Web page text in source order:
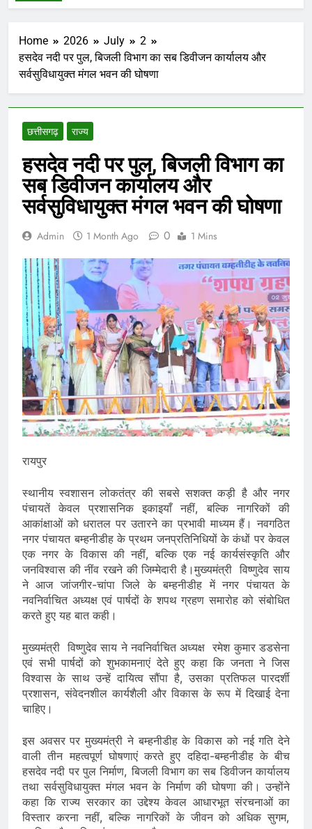
Home 2026 July
2
हसदेव नदी पर पुल, बिजली विभाग का सब डिवीजन कार्यालय और
सर्वसुविधायुक्त मंगल भवन की घोषणा
छत्तीसगढ़ राज्य
हसदेव नदी पर पुल, बिजली विभाग का
सब डिवीजन कार्यालय और
सर्वसुविधायुक्त मंगल भवन की घोषणा
Admin 1 Month Ago 0 1 Mins
रायपुर
स्थानीय स्वशासन लोकतंत्र की सबसे सशक्त कड़ी है और नगर
पंचायतें केवल प्रशासनिक इकाइयाँ नहीं, बल्कि नागरिकों की
आकांक्षाओं को धरातल पर उतारने का प्रभावी माध्यम हैं। नवगठित
नगर पंचायत बम्हनीडीह के प्रथम जनप्रतिनिधियों के कंधों पर केवल
एक नगर के विकास की नहीं, बल्कि एक नई कार्यसंस्कृति और
जनविश्वास की नींव रखने की जिम्मेदारी है।मुख्यमंत्री विष्णुदेव साय
ने आज जांजगीर-चांपा जिले के बम्हनीडीह में नगर पंचायत के
नवनिर्वाचित अध्यक्ष एवं पार्षदों के शपथ ग्रहण समारोह को संबोधित
करते हुए यह बात कही।
मुख्यमंत्री विष्णुदेव साय ने नवनिर्वाचित अध्यक्ष रमेश कुमार डडसेना
एवं सभी पार्षदों को शुभकामनाएं देते हुए कहा कि जनता ने जिस
विश्वास के साथ उन्हें दायित्व सौंपा है, उसका प्रतिफल पारदर्शी
प्रशासन, संवेदनशील कार्यशैली और विकास के रूप में दिखाई देना
चाहिए।
इस अवसर पर मुख्यमंत्री ने बम्हनीडीह के विकास को नई गति देने
वाली तीन महत्वपूर्ण घोषणाएं करते हुए दहिदा-बम्हनीडीह के बीच
हसदेव नदी पर पुल निर्माण, बिजली विभाग का सब डिवीजन कार्यालय
तथा सर्वसुविधायुक्त मंगल भवन के निर्माण की घोषणा की। उन्होंने
कहा कि राज्य सरकार का उद्देश्य केवल आधारभूत संरचनाओं का
विस्तार करना नहीं, बल्कि नागरिकों के जीवन को अधिक सुगम,